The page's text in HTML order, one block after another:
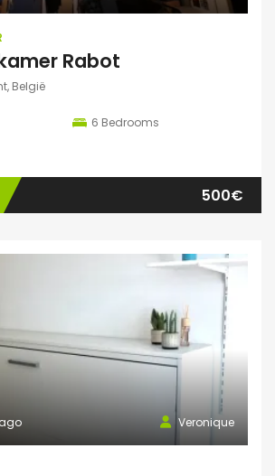
Rabot
België
6 Bedrooms
500€
Veronique